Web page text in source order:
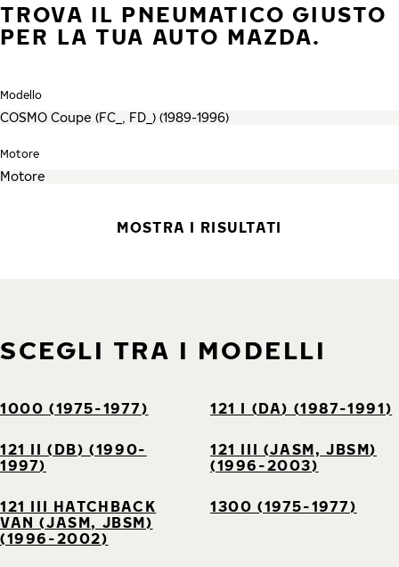
TROVA IL PNEUMATICO GIUSTO
PER LA TUA AUTO MAZDA.
Modello
Motore
MOSTRA I RISULTATI
SCEGLI TRA I MODELLI
1000 (1975-1977) 121 I (DA) (1987-1991)
121 II (DB) (1990-
1997)
121 III (JASM, JBSM)
(1996-2003)
121 III HATCHBACK
VAN (JASM, JBSM)
(1996-2002)
1300 (1975-1977)